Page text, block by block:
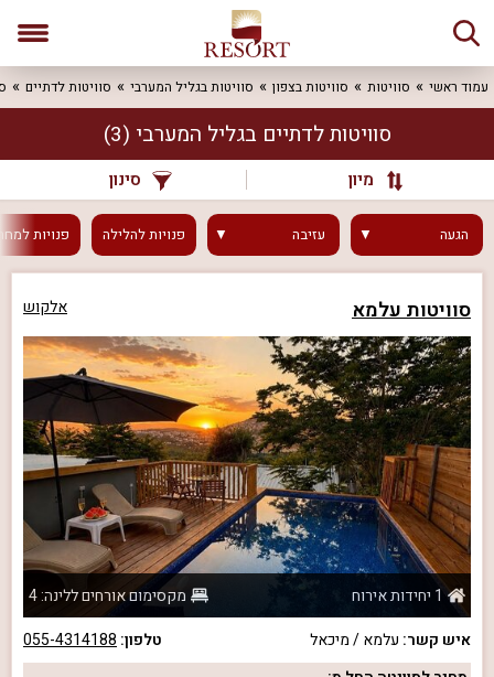
עמוד ראשי סוויטות סוויטות בצפון סוויטות בגליל המערבי סוויטות לדתיים
סוויטות לדתיים בגליל המערבי (3)
מיון סינון
הגעה עזיבה פנויותלהלילה פנויות
סוויטות עלמא אלקוש
1 יחידות אירוח
מקסימום אורחים ללינה: 4
איש קשר: עלמא / מיכאל טלפון: 055-4314188